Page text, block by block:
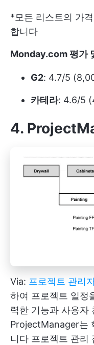
*모든 리스트의 가
합니다
Monday.com 평가
G2: 4.7/5
카테라: 4.6/5
4.
Via: 프로젝트 관리
하여 프로젝트 일정
력한 기능과 사용자
ProjectManager는
니다 프로젝트 관리